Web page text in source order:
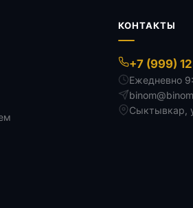
КОНТАКТЫ
+7 (999)
Ежедневно
Сыктывкар,